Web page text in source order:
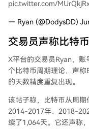
pic.twitter.com/
— Ryan (@DodysDD)
交易员声称比特
X平台的交易员Ryan，
个比特币周期理论，声称
的天数精度重复出现。
该帖子称，比特币从周
2014-2017年、2018-
续了1,064天。它还声称